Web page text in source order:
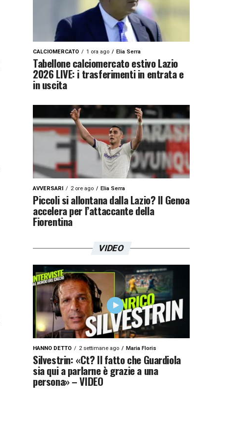
CALCIOMERCATO 1 ora ago Elia Serra
Tabellone calciomercato estivo Lazio
2026 LIVE: i trasferimenti in entrata e
in uscita
AVVERSARI 2 ore ago Elia Serra
Piccoli si allontana dalla Lazio? Il Genoa
accelera per l’attaccante della
Fiorentina
VIDEO
HANNO DETTO 2 settimane ago Maria Floris
Silvestrin: «Ct? Il fatto che Guardiola
sia qui a parlarne è grazie a una
persona» – VIDEO